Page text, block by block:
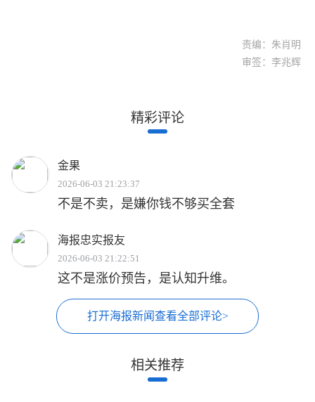
责编：朱肖明
审签：李兆辉
精彩评论
金果
2026-06-03 21:23:37
不是不卖，是嫌你钱不够买全套
海报忠实报友
2026-06-03 21:22:51
这不是涨价预告，是认知升维。
打开海报新闻查看全部评论>
相关推荐